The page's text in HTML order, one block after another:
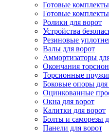
Готовые
Готовые
Ролики для ворот
Устройства
Резиновые
Валы для ворот
Аммортизаторы
Окончания
Торсионные
Боковые опоры для
Оцинкованные
Окна для ворот
Калитки для ворот
Болты и саморезы
Панели для ворот